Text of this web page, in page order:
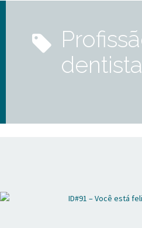
profissão
dentista